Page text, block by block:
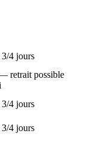
4 jours
retrait possible
4 jours
4 jours